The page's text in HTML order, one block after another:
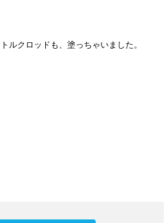
トルクロッドも、塗っちゃいました。